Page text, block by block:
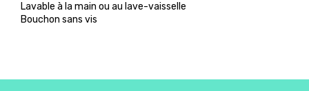
Lavable à la main ou au lave-vaisselle
Bouchon sans vis